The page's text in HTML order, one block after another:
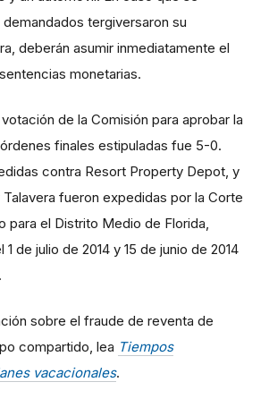
tergiversaron su
deberán asumir inmediatamente el
monetarias.
de la Comisión para aprobar la
finales estipuladas fue 5-0.
contra Resort Property Depot, y
fueron expedidas por la Corte
para el Distrito Medio de Florida,
1 de julio de 2014 y 15 de junio de 2014
sobre el fraude de reventa de
compartido, lea Tiempos
vacacionales.